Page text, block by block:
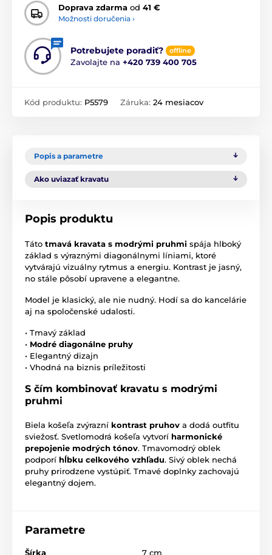
Doprava zdarma od 41 €
Možnosti doručenia ›
Potrebujete poradiť? offline
Zavolajte na +420 739 400 705
Kód produktu: P5579 Záruka: 24 mesiacov
Popis a parametre
Ako uviazať kravatu
Popis produktu
Táto tmavá kravata s modrými pruhmi spája hlboký
základ s výraznými diagonálnymi líniami, ktoré
vytvárajú vizuálny rytmus a energiu. Kontrast je jasný,
no stále pôsobí upravene a elegantne.
Model je klasický, ale nie nudný. Hodí sa do kancelárie
aj na spoločenské udalosti.
• Tmavý základ
• Modré diagonálne pruhy
• Elegantný dizajn
• Vhodná na biznis príležitosti
S čím kombinovať kravatu s modrými
pruhmi
Biela košeľa zvýrazní kontrast pruhov a dodá outfitu
sviežosť. Svetlomodrá košeľa vytvorí harmonické
prepojenie modrých tónov. Tmavomodrý oblek
podporí hĺbku celkového vzhľadu. Sivý oblek nechá
pruhy prirodzene vystúpiť. Tmavé doplnky zachovajú
elegantný dojem.
Parametre
Šírka 7 cm